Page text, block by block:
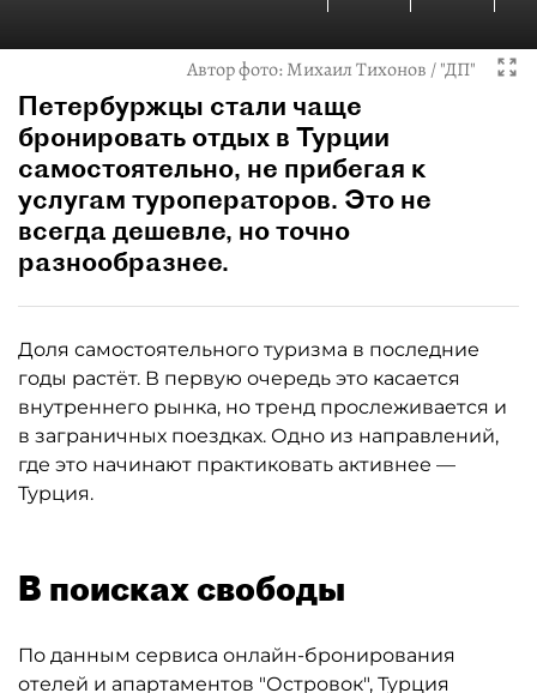
Автор фото:Михаил Тихонов / "ДП"
Петербуржцы стали чаще
бронировать отдых в Турции
самостоятельно, не прибегая к
услугам туроператоров. Это не
всегда дешевле, но точно
разнообразнее.
Доля самостоятельного туризма в последние
годы растёт. В первую очередь это касается
внутреннего рынка, но тренд прослеживается и
в заграничных поездках. Одно из направлений,
где это начинают практиковать активнее —
Турция.
В поисках свободы
По данным сервиса онлайн-бронирования
отелей и апартаментов "Островок", Турция